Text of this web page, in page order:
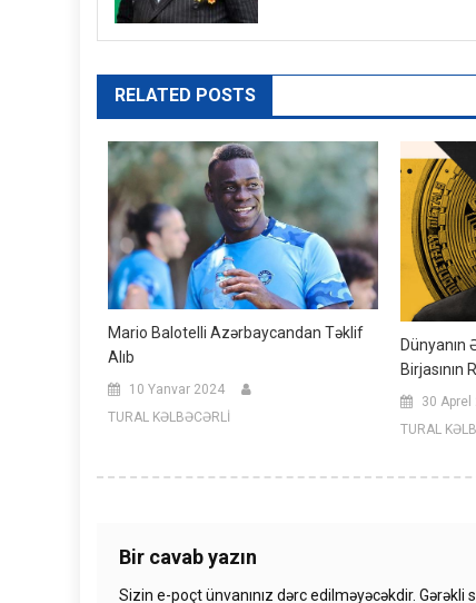
RELATED POSTS
Mario Balotelli Azərbaycandan Təklif
Alıb
10 Yanvar 2024
TURAL KƏLBƏCƏRLİ
Dünyanın
Birjasının
30 Aprel
TURAL
Bir cavab yazın
Sizin e-poçt ünvanınız dərc edilməyəcəkdir. Gərəkli